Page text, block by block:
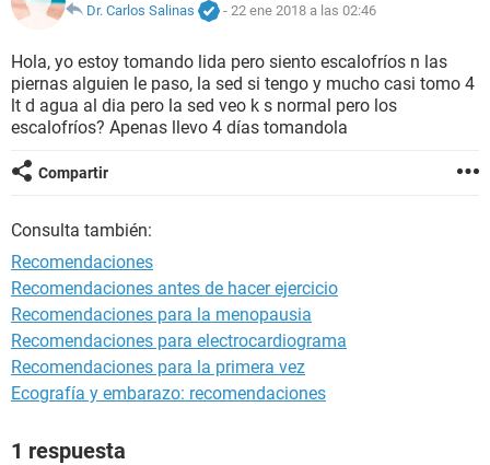
NUTRICIÓN
BIENESTAR
SEXUALIDAD
GLOSARIO
Dr. Carlos Salinas
- 22 ene 2018 a las 02:46
Hola, yo estoy tomando lida pero siento escalofríos n las
piernas alguien le paso, la sed si tengo y mucho casi tomo 4
lt d agua al dia pero la sed veo k s normal pero los
escalofríos? Apenas llevo 4 días tomandola
Compartir
Consulta también:
Recomendaciones
Recomendaciones antes de hacer ejercicio
Recomendaciones para la menopausia
Recomendaciones para electrocardiograma
Recomendaciones para la primera vez
Ecografía y embarazo: recomendaciones
1 respuesta